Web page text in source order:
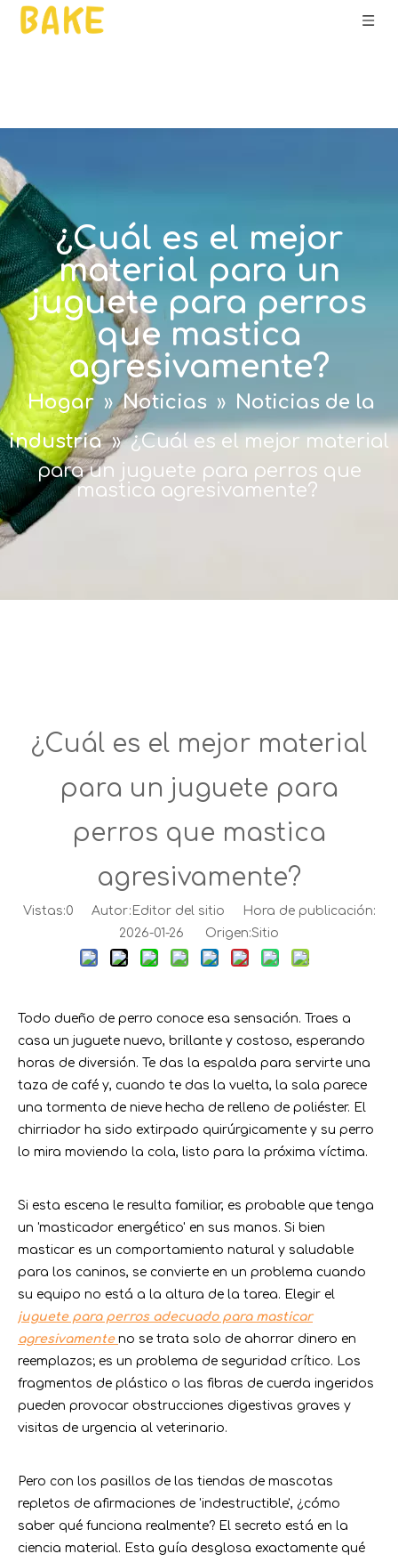
¿Cuál es el mejor
material para un
juguete para perros
que mastica
agresivamente?
Hogar » Noticias » Noticias de la
industria » ¿Cuál es el mejor material
para un juguete para perros que
mastica agresivamente?
¿Cuál es el mejor material
para un juguete para
perros que mastica
agresivamente?
Vistas:0 Autor:Editor del sitio Hora de publicación:
2026-01-26 Origen:Sitio
Todo dueño de perro conoce esa sensación. Traes a
casa un juguete nuevo, brillante y costoso, esperando
horas de diversión. Te das la espalda para servirte una
taza de café y, cuando te das la vuelta, la sala parece
una tormenta de nieve hecha de relleno de poliéster. El
chirriador ha sido extirpado quirúrgicamente y su perro
lo mira moviendo la cola, listo para la próxima víctima.
Si esta escena le resulta familiar, es probable que tenga
un 'masticador energético' en sus manos. Si bien
masticar es un comportamiento natural y saludable
para los caninos, se convierte en un problema cuando
su equipo no está a la altura de la tarea. Elegir el
juguete para perros adecuado para masticar
agresivamente no se trata solo de ahorrar dinero en
reemplazos; es un problema de seguridad crítico. Los
fragmentos de plástico o las fibras de cuerda ingeridos
pueden provocar obstrucciones digestivas graves y
visitas de urgencia al veterinario.
Pero con los pasillos de las tiendas de mascotas
repletos de afirmaciones de 'indestructible', ¿cómo
saber qué funciona realmente? El secreto está en la
ciencia material. Esta guía desglosa exactamente qué